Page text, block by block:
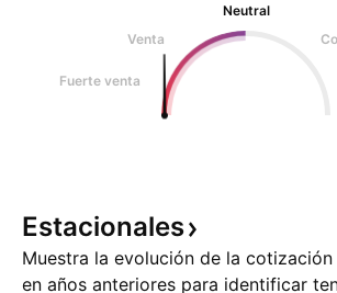
Neutral
Venta
Fuerte venta
Estacionales
Muestra la evolución de la
en años anteriores para identificar